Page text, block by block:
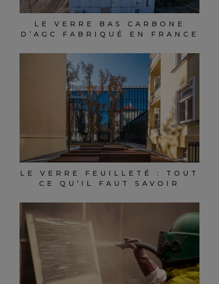
LE VERRE BAS CARBONE
D’AGC FABRIQUÉ EN FRANCE
LE VERRE FEUILLETÉ : TOUT
CE QU’IL FAUT SAVOIR